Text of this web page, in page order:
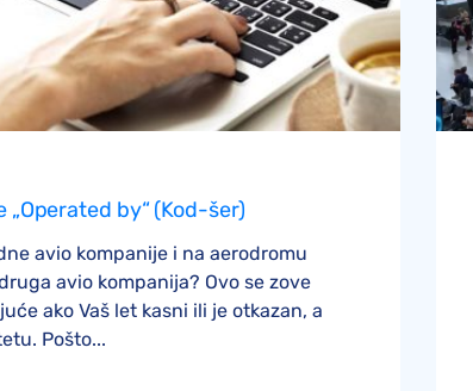
by“ (Kod-šer)
avio kompanije i na aerodromu
avio kompanija? Ovo se zove
ako Vaš let kasni ili je otkazan, a
Pošto...